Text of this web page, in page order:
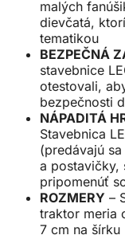
malých
dievčatá,
tematikou
BEZPEČNÁ
stavebnice
otestovali,
bezpečnosti
NÁPADITÁ
Stavebnica
(predávajú
a postavičky,
pripomenúť
ROZMERY –
traktor meria
7 cm na šírku